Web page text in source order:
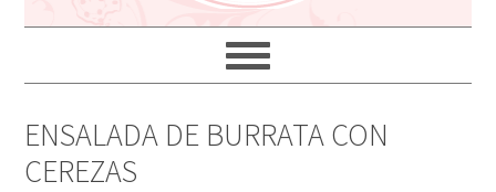
ENSALADA DE BURRATA CON
CEREZAS